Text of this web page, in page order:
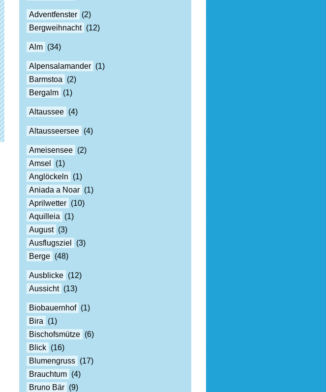
Adventfenster (2)
Bergweihnacht (12)
Alm (34)
Alpensalamander (1)
Barmstoa
(2)
Bergalm (1)
Altaussee (4)
Altausseersee (4)
Ameisensee (2)
Amsel
(1)
Anglöckeln
(1)
Aniada a Noar (1)
Aprilwetter (10)
Aquilleia
(1)
August (3)
Ausflugsziel
(3)
Berge (48)
Ausblicke (12)
Aussicht (13)
Biobauernhof (1)
Bira
(1)
Bischofsmütze (6)
Blick (16)
Blumengruss (17)
Brauchtum (4)
Bruno Bär (9)